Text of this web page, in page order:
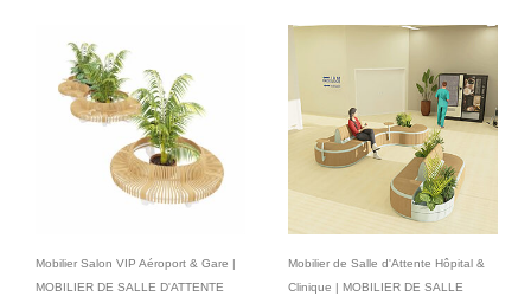
Mobilier Salon VIP Aéroport & Gare |
MOBILIER DE SALLE D'ATTENTE
Mobilier de Salle d'Attente Hôpital &
Clinique | MOBILIER DE SALLE